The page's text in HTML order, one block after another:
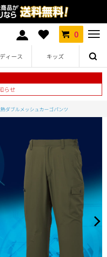
0
ィース キッズ
らせ
ダブルメッシュカーゴパンツ